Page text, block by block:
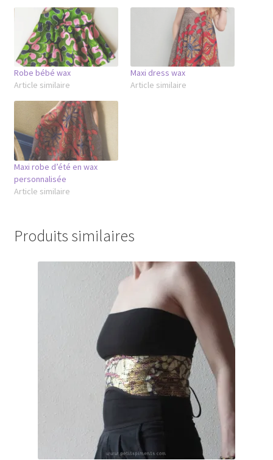
Robe bébé wax
Article similaire
Maxi dress wax
Article similaire
Maxi robe d’été en wax
personnalisée
Article similaire
Produits similaires